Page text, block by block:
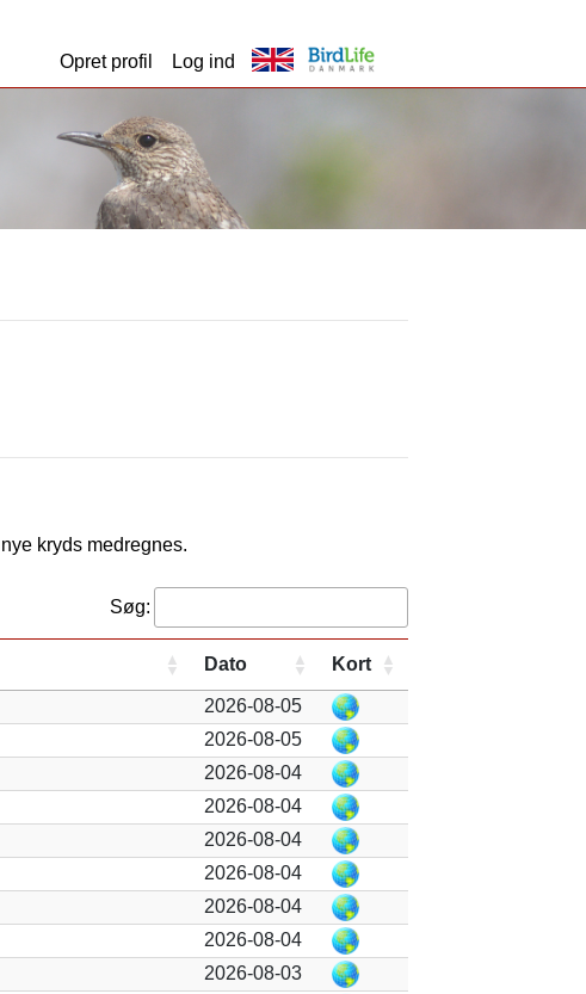
Opret profil Log ind
kryds medregnes.
Søg:
Dato Kort
2026-08-05
2026-08-05
2026-08-04
2026-08-04
2026-08-04
2026-08-04
2026-08-04
2026-08-04
2026-08-03